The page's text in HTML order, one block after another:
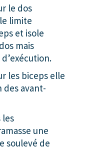
le dos
limite
et isole
mais
les biceps elle
des avant-
les
une
soulevé de